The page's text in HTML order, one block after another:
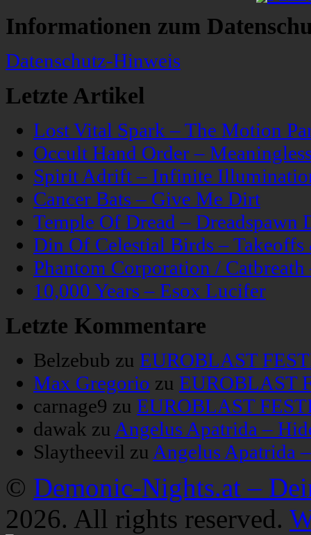
Informationen zum
Datenschutz-Hinweis
Letzte Artikel
Lost Vital Spark – The Motion
Occult Hand Order –
Spirit Adrift – Infinite
Cancer Bats – Give Me Dirt
Temple Of Dread – Dreadspawn
Din Of Celestial Birds –
Phantom Corporation /
10,000 Years – Esox Lucifer
Letzte Kommentare
Belzebub zu EUROBLAST
Max Gregorio zu EUROBLAST
carnage9 zu EUROBLAST
dawak zu Angelus Apatrida –
Slaytheevil zu Angelus Apatrida
© Demonic-Nights.at –
2026. All rights reserved.